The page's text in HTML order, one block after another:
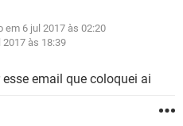
GMAIL
EXCEL
WHATSAPP
EXCEL
WHATSAPP
em 6 jul 2017 às 02:20
2017 às 18:39
email que coloquei ai